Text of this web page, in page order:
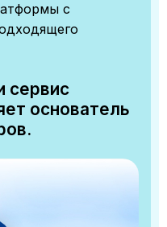
с
сервис
основатель